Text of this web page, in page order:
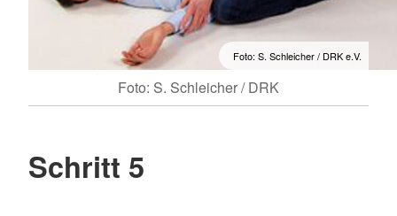
Foto: S. Schleicher / DRK e.V.
Foto: S. Schleicher / DRK
Schritt 5